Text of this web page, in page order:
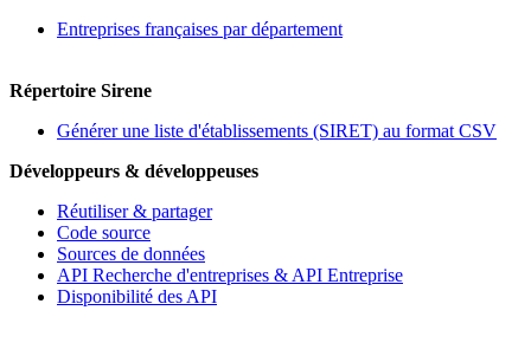
Entreprises françaises par département
Répertoire Sirene
Générer une liste d'établissements (SIRET) au format CSV
Développeurs & développeuses
Réutiliser & partager
Code source
Sources de données
API Recherche d'entreprises & API Entreprise
Disponibilité des API